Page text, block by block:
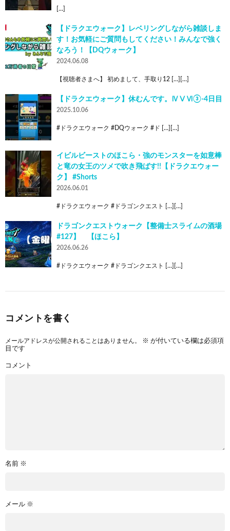
[…]
【ドラクエウォーク】レベリングしながら雑談しま
す！お気軽にご質問もしてください！みんなで強く
なろう！【DQウォーク】
2024.06.08
【視聴者さまへ】 初めまして、手取り12 […][…]
【ドラクエウォーク】休むんです。ⅣⅤⅥ③-4日目
2025.10.06
#ドラクエウォーク #DQウォーク #ド […][…]
イビルビーストのほこら・強のモンスターを如意棒
と竜の女王のツメで吹き飛ばす!!【ドラクエウォー
ク】 #Shorts
2026.06.01
#ドラクエウォーク #ドラゴンクエスト […][…]
ドラゴンクエストウォーク【整備士スライムの酒場
#127】 【ほこら】
2026.06.26
#ドラクエウォーク #ドラゴンクエスト […][…]
コメントを書く
メールアドレスが公開されることはありません。 ※ が付いている欄は必須項
目です
コメント
名前 ※
メール ※